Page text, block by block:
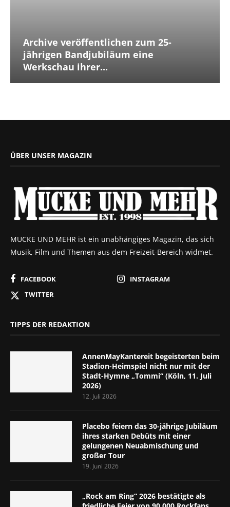
Archive veröffentlichen zum 25-
jährigen Bandjubiläum eine
Werkschau ihrer...
ÜBER UNSER MAGAZIN
MUCKE UND MEHR ist ein unabhängiges Magazin, das sich
Musik, Film und Themen aus dem Freizeit-Bereich widmet.
FACEBOOK
INSTAGRAM
TWITTER
TIPPS DER REDAKTION
AnnenMayKantereit begeisterten beim
Stadion-Heimspiel nicht nur mit der
Stadt-Hymne „Tommi“ (Köln, 11. Juli
2026)
12. Juli 2026
Placebo feiern das 30-jährige Jubiläum
ihres starken Debüts mit einer
gelungenen Neuabmischung und
großer Tour
19. Juni 2026
„Rock am Ring“ 2026 bestätigte als